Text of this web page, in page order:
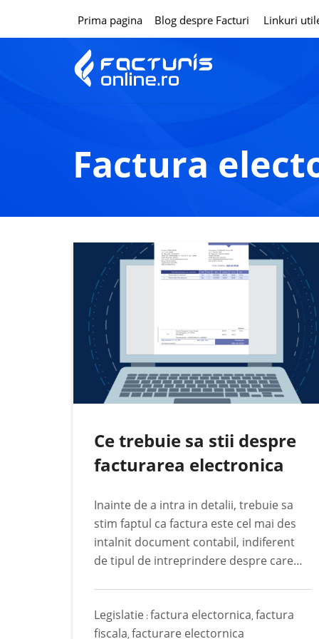
Prima pagina Blog despre Facturi Linkuri
factura
Ce trebuie sa stii despre
facturarea electronica
Inainte de a intra in detalii, trebuie sa
stim faptul ca factura este cel mai des
intalnit document contabil, indiferent
de tipul de intreprindere despre care
format electronic, care
indeplineste conditiile stabilite de actul
Legislatie :factura electornica, factura
fiscala, facturare electornica